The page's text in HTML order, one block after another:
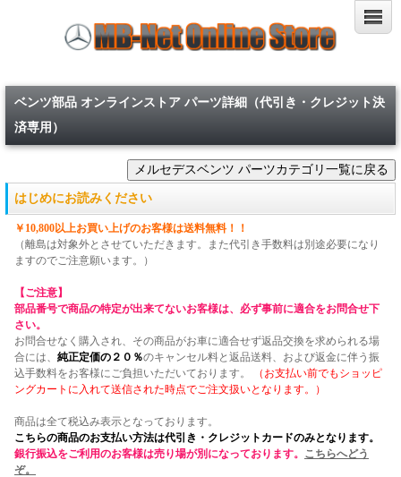
ベンツ部品 オンラインストア パーツ詳細（代引き・クレジット決
済専用）
はじめにお読みください
￥10,800以上お買い上げのお客様は送料無料！！
（離島は対象外とさせていただきます。また代引き手数料は別途必要になり
ますのでご注意願います。）
【ご注意】
部品番号で商品の特定が出来てないお客様は、必ず事前に適合をお問合せ下
さい。
お問合せなく購入され、その商品がお車に適合せず返品交換を求められる場
合には、 純正定価の２０％のキャンセル料と返品送料、および返金に伴う振
込手数料をお客様にご負担いただいております。
（お支払い前でもショッピ
ングカートに入れて送信された時点でご注文扱いとなります。）
商品は全て税込み表示となっております。
こちらの商品のお支払い方法は代引き・クレジットカードのみとなります。
銀行振込をご利用のお客様は売り場が別になっております。 こちらへどう
ぞ。